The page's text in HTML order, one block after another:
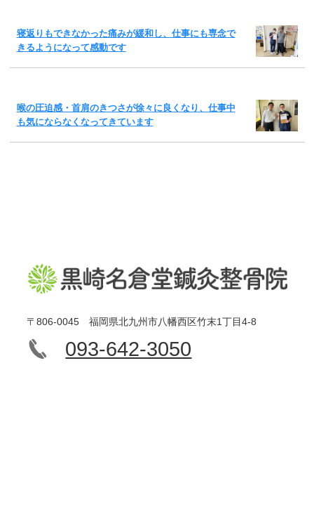
寝返りもできなかった痛みが緩和し、仕事にも専念で
きるようになって感動です
喉の圧迫感・首肩のきつさが徐々に良くなり、仕事中
も気にならなくなってきています
〒806-0045 福岡県北九州市八幡西区竹末1丁目4-8
093-642-3050